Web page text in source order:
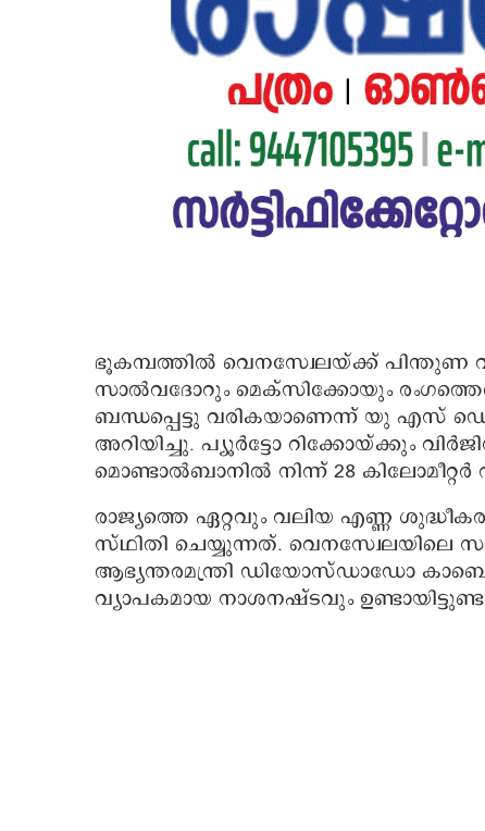
ഭൂകമ്പത്തിൽ വെനസ്വേലയ്ക്ക് പിന്തുണ
സാൽവദോറും മെക്സിക്കോയും
ബന്ധപ്പെട്ടു വരികയാണെന്ന് യു എസ്
അറിയിച്ചു. പ്യൂർട്ടോ റിക്കോയ്ക്കും
മൊണ്ടാൽബാനിൽ നിന്ന് 28
രാജ്യത്തെ ഏറ്റവും വലിയ എണ്ണ
സ്ഥിതി ചെയ്യുന്നത്. വെനസ്വേലയിലെ
ആഭ്യന്തരമന്ത്രി ഡിയോസ്ഡാഡോ
വ്യാപകമായ നാശനഷ്ടവും